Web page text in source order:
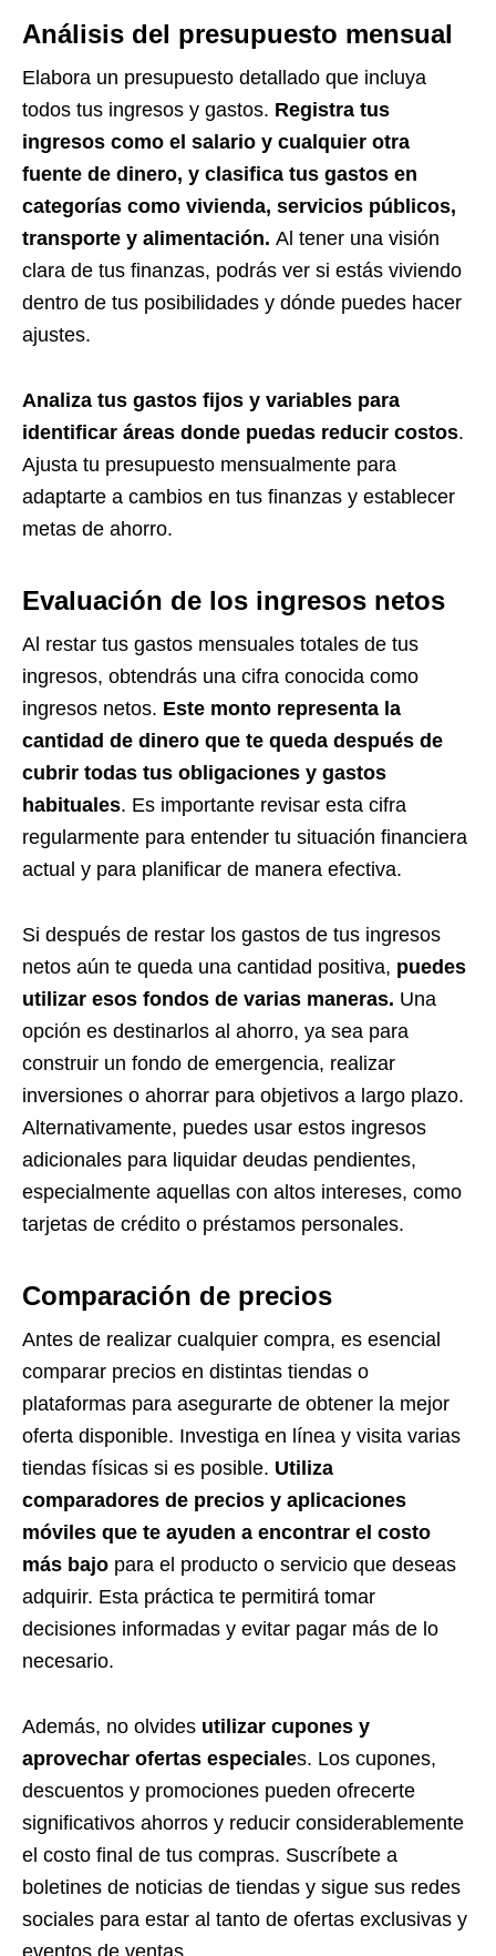
Análisis del presupuesto mensual
Elabora un presupuesto detallado que incluya
todos tus ingresos y gastos. Registra tus
ingresos como el salario y cualquier otra
fuente de dinero, y clasifica tus gastos en
categorías como vivienda, servicios públicos,
transporte y alimentación. Al tener una visión
clara de tus finanzas, podrás ver si estás viviendo
dentro de tus posibilidades y dónde puedes hacer
ajustes.
Analiza tus gastos fijos y variables para
identificar áreas donde puedas reducir costos.
Ajusta tu presupuesto mensualmente para
adaptarte a cambios en tus finanzas y establecer
metas de ahorro.
Evaluación de los ingresos netos
Al restar tus gastos mensuales totales de tus
ingresos, obtendrás una cifra conocida como
ingresos netos. Este monto representa la
cantidad de dinero que te queda después de
cubrir todas tus obligaciones y gastos
habituales. Es importante revisar esta cifra
regularmente para entender tu situación financiera
actual y para planificar de manera efectiva.
Si después de restar los gastos de tus ingresos
netos aún te queda una cantidad positiva, puedes
utilizar esos fondos de varias maneras. Una
opción es destinarlos al ahorro, ya sea para
construir un fondo de emergencia, realizar
inversiones o ahorrar para objetivos a largo plazo.
Alternativamente, puedes usar estos ingresos
adicionales para liquidar deudas pendientes,
especialmente aquellas con altos intereses, como
tarjetas de crédito o préstamos personales.
Comparación de precios
Antes de realizar cualquier compra, es esencial
comparar precios en distintas tiendas o
plataformas para asegurarte de obtener la mejor
oferta disponible. Investiga en línea y visita varias
tiendas físicas si es posible. Utiliza
comparadores de precios y aplicaciones
móviles que te ayuden a encontrar el costo
más bajo para el producto o servicio que deseas
adquirir. Esta práctica te permitirá tomar
decisiones informadas y evitar pagar más de lo
necesario.
Además, no olvides utilizar cupones y
aprovechar ofertas especiales. Los cupones,
descuentos y promociones pueden ofrecerte
significativos ahorros y reducir considerablemente
el costo final de tus compras. Suscríbete a
boletines de noticias de tiendas y sigue sus redes
sociales para estar al tanto de ofertas exclusivas y